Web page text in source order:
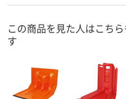
この商品を見た人はこち
す